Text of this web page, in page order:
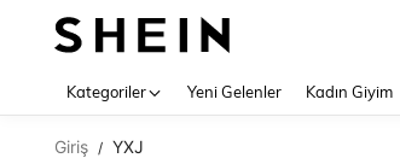
Kategoriler Yeni Gelenler Kadın Giyim
Giriş / YXJ